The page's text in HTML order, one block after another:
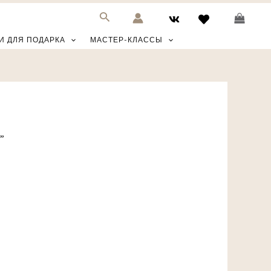
ДЛЯ ПОДАРКА МАСТЕР-КЛАССЫ